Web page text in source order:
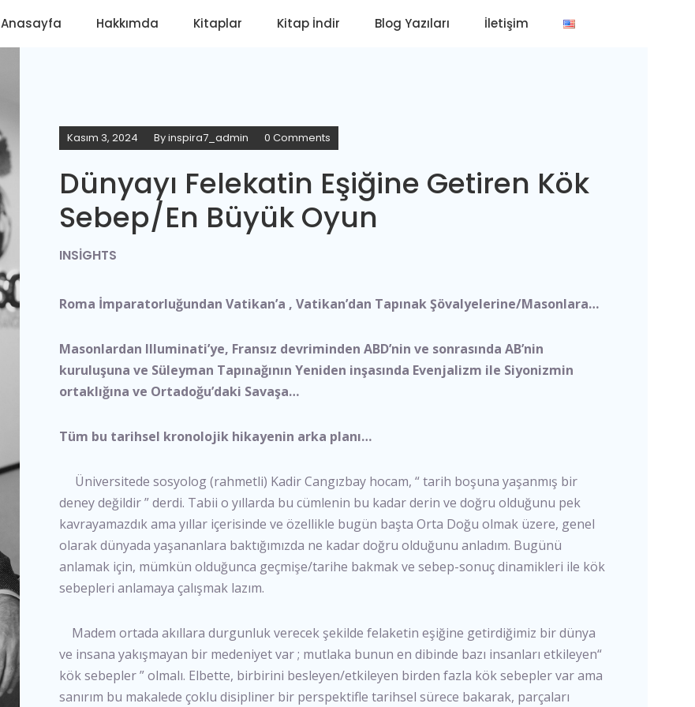
Anasayfa Hakkımda Kitaplar Kitap İndir Blog Yazıları İletişim
Kasım 3, 2024 Byinspira7_admin 0 Comments
Dünyayı Felekatin Eşiğine Getiren Kök
Sebep/En Büyük Oyun
INSIGHTS
Roma İmparatorluğundan Vatikan’a , Vatikan’dan Tapınak Şövalyelerine/Masonlara…
Masonlardan Illuminati’ye, Fransız devriminden ABD’nin ve sonrasında AB’nin
kuruluşuna ve Süleyman Tapınağının Yeniden inşasında Evenjalizm ile Siyonizmin
ortaklığına ve Ortadoğu’daki Savaşa…
Tüm bu tarihsel kronolojik hikayenin arka planı…
Üniversitede sosyolog (rahmetli) Kadir Cangızbay hocam, “ tarih boşuna yaşanmış bir
deney değildir ” derdi. Tabii o yıllarda bu cümlenin bu kadar derin ve doğru olduğunu pek
kavrayamazdık ama yıllar içerisinde ve özellikle bugün başta Orta Doğu olmak üzere, genel
olarak dünyada yaşananlara baktığımızda ne kadar doğru olduğunu anladım. Bugünü
anlamak için, mümkün olduğunca geçmişe/tarihe bakmak ve sebep-sonuç dinamikleri ile kök
sebepleri anlamaya çalışmak lazım.
Madem ortada akıllara durgunluk verecek şekilde felaketin eşiğine getirdiğimiz bir dünya
ve insana yakışmayan bir medeniyet var ; mutlaka bunun en dibinde bazı insanları etkileyen“
kök sebepler ” olmalı. Elbette, birbirini besleyen/etkileyen birden fazla kök sebepler var ama
sanırım bu makalede çoklu disipliner bir perspektifle tarihsel sürece bakarak, parçaları